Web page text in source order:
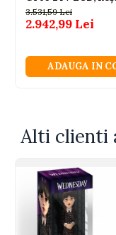
Geanta de
Papuci roz de
Cupa aurie
Ambalaj
educativa,
poveste cu stil!
3.531,59 Lei
2.942,99 Lei
ADAUGA IN
Alti clienti